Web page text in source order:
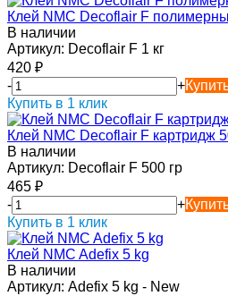
Клей NMC Decoflair F
В наличии
Артикул: Decoflair F 1 кг
420 ₽
-
+
Купить в 1 клик
Клей NMC Decoflair F картридж
В наличии
Артикул: Decoflair F 500 гр
465 ₽
-
+
Купить в 1 клик
Клей NMC Adefix 5 kg
В наличии
Артикул: Adefix 5 kg - New